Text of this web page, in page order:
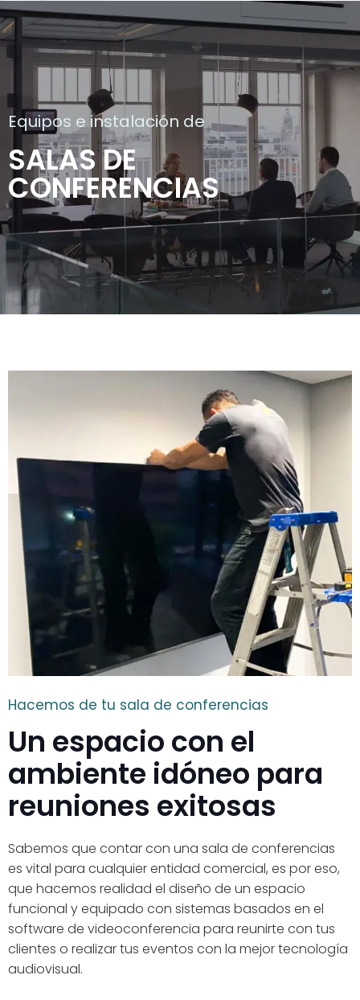
Equipos e instalación de
SALAS DE
CONFERENCIAS
Hacemos de tu sala de conferencias
Un espacio con el
ambiente idóneo para
reuniones exitosas
Sabemos que contar con una sala de conferencias
es vital para cualquier entidad comercial, es por eso,
que hacemos realidad el diseño de un espacio
funcional y equipado con sistemas basados en el
software de videoconferencia para reunirte con tus
clientes o realizar tus eventos con la mejor tecnología
audiovisual.